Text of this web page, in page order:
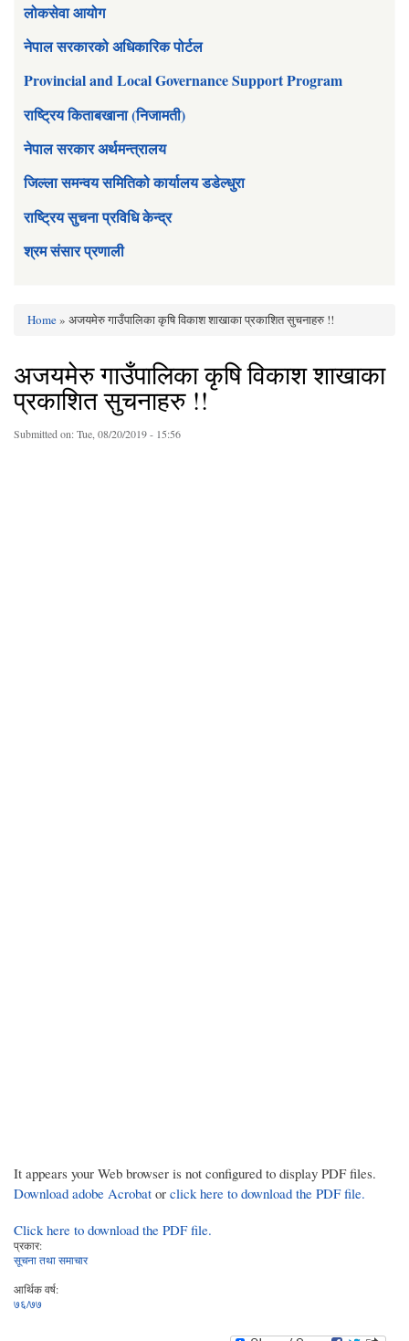
लोकसेवा आयोग
नेपाल सरकारको अधिकारिक पोर्टल
Provincial and Local Governance Support Program
राष्ट्रिय किताबखाना (निजामती)
नेपाल सरकार अर्थमन्त्रालय
जिल्ला समन्वय समितिको कार्यालय डडेल्धुरा
राष्ट्रिय सुचना प्रविधि केन्द्र
श्रम संसार प्रणाली
Home» अजयमेरु गाउँपालिका कृषि विकाश शाखाका प्रकाशित सुचनाहरु !!
अजयमेरु गाउँपालिका कृषि विकाश शाखाका
प्रकाशित सुचनाहरु !!
Submitted on:Tue, 08/20/2019 - 15:56
It appears your Web browser is not configured to display PDF files.
Download adobe Acrobat or click here to download the PDF file.
Click here to download the PDF file.
प्रकार:
सूचना तथा समाचार
आर्थिक वर्ष:
७६/७७